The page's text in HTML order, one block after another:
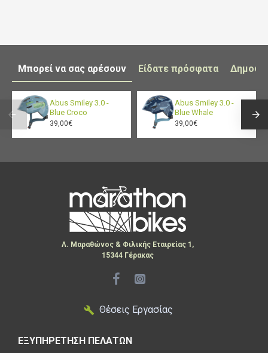
Μπορεί να σας αρέσουν Είδατε πρόσφατα
Abus Smiley 3.0 -
Blue Croco
39,00€
Abus Smiley 3.0 -
Blue Whale
39,00€
Λ. Μαραθώνος & Φιλικής Εταιρείας 1,
15344 Γέρακας
Θέσεις Εργασίας
ΕΞΥΠΗΡΕΤΗΣΗ ΠΕΛΑΤΩΝ